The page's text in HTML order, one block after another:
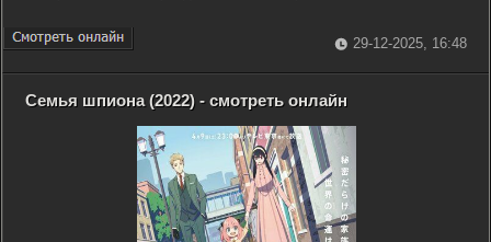
29-12-2025, 16:48
Семья шпиона (2022) - смотреть онлайн